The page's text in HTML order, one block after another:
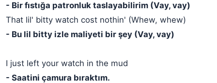
- Bir fıstığa patronluk taslayabilirim (Vay, vay)
That lil' bitty watch cost nothin' (Whew, whew)
- Bu lil bitty izle maliyeti bir şey (Vay, vay)
I just left your watch in the mud
- Saatini çamura bıraktım.